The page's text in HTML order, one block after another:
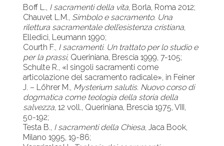
Boff L., I sacramenti della vita, Borla, Roma 2012;
Chauvet L.M., Simbolo e sacramento. Una
rilettura sacramentale dell’esistenza cristiana,
Elledici, Leumann 1990;
Courth F., I sacramenti. Un trattato per lo studio e
per la prassi, Queriniana, Brescia 1999, 7-105;
Schulte R., «I singoli sacramenti come
articolazione del sacramento radicale», in Feiner
J. – Löhrer M., Mysterium salutis. Nuovo corso di
dogmatica come teologia della storia della
salvezza, 12 voll., Queriniana, Brescia 1975, VIII,
50-192;
Testa B., I sacramenti della Chiesa, Jaca Book,
Milano 1995, 19-86;